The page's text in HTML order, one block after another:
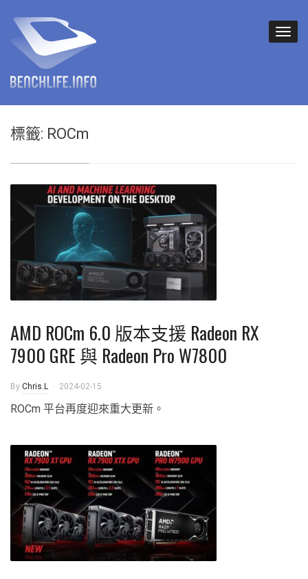
標籤: ROCm
AMD ROCm 6.0 版本支援 Radeon RX
7900 GRE 與 Radeon Pro W7800
By Chris.L 2024-02-15
ROCm 平台再度迎來重大更新。